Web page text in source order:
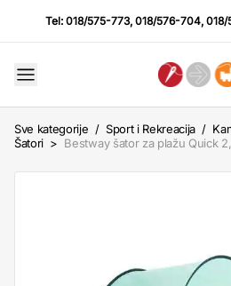
Tel:018/575-773,018/576-704,
Sve kategorije / Sport i Rekreacija /
Šatori > Bestway šator za plažu Quick